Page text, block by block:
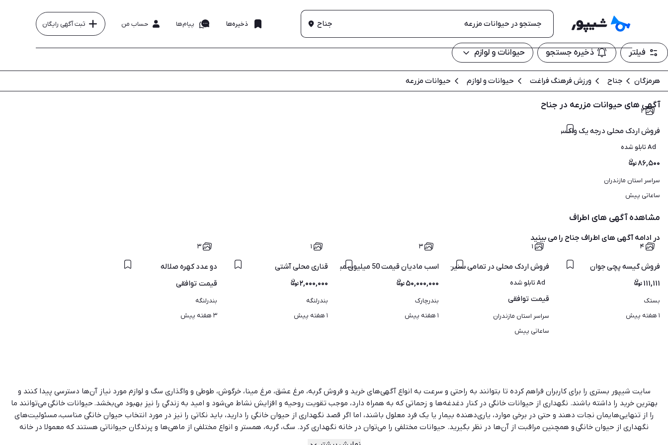
جناح ذخیره‌ها پیام‌ها حساب من ثبت آگهی رایگان
فیلتر ذخیره جستجو حیوانات و لوازم
هرمزگان جناح ورزش فرهنگ فراغت حیوانات و لوازم حیوانات مزرعه
آگهی های حیوانات مزرعه در جناح
۲
فروش اردک محلی درجه یک واکسن خورده با ضمانت اردک ورامینی
Ad تابلو شده
۸۶,۵۰۰
سراسر استان مازندران
ساعاتی پیش
مشاهده آگهی های اطراف
در ادامه آگهی های اطراف جناح را می بینید
۴
فروش گیسه پچی جوان
۱۱۱,۱۱۱
بستک
۱ هفته پیش
۱
فروش اردک محلی در تمامی سنین از نژادها مخصوص پرورش در شالیزا
Ad تابلو شده
قیمت توافقی
سراسر استان مازندران
ساعاتی پیش
۳
اسب مادیان قیمت 50 میلیون میباشد
۵۰,۰۰۰,۰۰۰
بندرچارک
۱ هفته پیش
۱
قناری محلی آشتی
۲,۰۰۰,۰۰۰
بندرلنگه
۱ هفته پیش
۳
دو عدد کهره صلاله
قیمت توافقی
بندرلنگه
۳ هفته پیش
سایت شیپور بستری را برای کاربران فراهم کرده تا بتوانند به راحتی و سرعت به انواع آگهی‌های خرید و فروش گربه، مرغ عشق، مرغ مینا، خرگوش، طوطی و واگذاری سگ و لوازم مورد نیاز آن‌ها دسترسی پیدا کنند و
بهترین خرید را داشته باشند. نگهداری از حیوانات خانگی در کنار دغدغه‌ها و زحماتی که به همراه دارد، موجب تقویت روحیه و افزایش نشاط می‌شود و امید به زندگی را نیز بهبود می‌بخشد. حیوانات خانگی می‌توانند ما
را از تنهایی‌هایمان نجات دهند و حتی در برخی موارد، یاری‌دهنده بیمار یا یک فرد معلول باشند، اما اگر قصد نگهداری از حیوان خانگی را دارید، باید نکاتی را نیز در مورد انتخاب حیوان خانگی مناسب، مسئولیت‌های
نگهداری از حیوان خانگی و همچنین مراقبت از آن‌ها در نظر بگیرید. حیوانات مختلفی را می‌توان در خانه نگهداری کرد. سگ، گربه، همستر و انواع مختلفی از ماهی‌ها و پرندگان حیواناتی هستند که معمولا در خانه
نگهداری می‌شوند، اما ‌برای انتخاب هر کدام از آن‌ها به عنوان حیوان خانگی، باید به شرایط خانه و نیازهای حیوان توجه کنید. اگر در آپارتمان زندگی می‌کنید باید امکانات نگهداری حیوان را داشته باشد و اسباب راحتی